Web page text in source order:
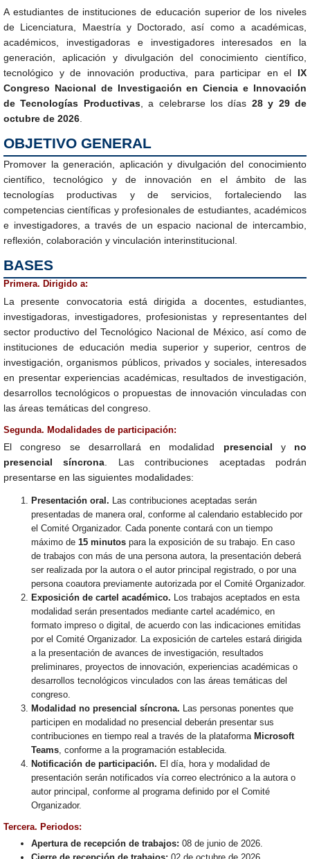
A estudiantes de instituciones de educación superior de los niveles
de Licenciatura, Maestría y Doctorado, así como a académicas,
académicos, investigadoras e investigadores interesados en la
generación, aplicación y divulgación del conocimiento científico,
tecnológico y de innovación productiva, para participar en el IX
Congreso Nacional de Investigación en Ciencia e Innovación
de Tecnologías Productivas, a celebrarse los días 28 y 29 de
octubre de 2026.
OBJETIVO GENERAL
Promover la generación, aplicación y divulgación del conocimiento
científico, tecnológico y de innovación en el ámbito de las
tecnologías productivas y de servicios, fortaleciendo las
competencias científicas y profesionales de estudiantes, académicos
e investigadores, a través de un espacio nacional de intercambio,
reflexión, colaboración y vinculación interinstitucional.
BASES
Primera. Dirigido a:
La presente convocatoria está dirigida a docentes, estudiantes,
investigadoras, investigadores, profesionistas y representantes del
sector productivo del Tecnológico Nacional de México, así como de
instituciones de educación media superior y superior, centros de
investigación, organismos públicos, privados y sociales, interesados
en presentar experiencias académicas, resultados de investigación,
desarrollos tecnológicos o propuestas de innovación vinculadas con
las áreas temáticas del congreso.
Segunda. Modalidades de participación:
El congreso se desarrollará en modalidad presencial y no
presencial síncrona. Las contribuciones aceptadas podrán
presentarse en las siguientes modalidades:
Presentación oral. Las contribuciones aceptadas serán
presentadas de manera oral, conforme al calendario establecido por
el Comité Organizador. Cada ponente contará con un tiempo
máximo de 15 minutos para la exposición de su trabajo. En caso
de trabajos con más de una persona autora, la presentación deberá
ser realizada por la autora o el autor principal registrado, o por una
persona coautora previamente autorizada por el Comité Organizador.
Exposición de cartel académico. Los trabajos aceptados en esta
modalidad serán presentados mediante cartel académico, en
formato impreso o digital, de acuerdo con las indicaciones emitidas
por el Comité Organizador. La exposición de carteles estará dirigida
a la presentación de avances de investigación, resultados
preliminares, proyectos de innovación, experiencias académicas o
desarrollos tecnológicos vinculados con las áreas temáticas del
congreso.
Modalidad no presencial síncrona. Las personas ponentes que
participen en modalidad no presencial deberán presentar sus
contribuciones en tiempo real a través de la plataforma Microsoft
Teams, conforme a la programación establecida.
Notificación de participación. El día, hora y modalidad de
presentación serán notificados vía correo electrónico a la autora o
autor principal, conforme al programa definido por el Comité
Organizador.
Tercera. Periodos:
Apertura de recepción de trabajos: 08 de junio de 2026.